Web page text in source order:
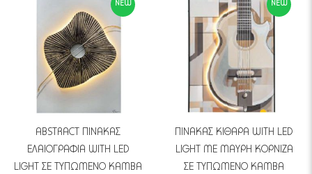
NEW
ABSTRACT ΠΙΝΑΚΑΣ
ΕΛΑΙΟΓΡΑΦΙΑ WITH LED
LIGHT ΣΕ ΤΥΠΩΜΕΝΟ ΚΑΜΒΑ
NEW
ΠΙΝΑΚΑΣ ΚΙΘΑΡΑ WITH LED
LIGHT ΜΕ ΜΑΥΡΗ ΚΟΡΝΙΖΑ
ΣΕ ΤΥΠΩΜΕΝΟ ΚΑΜΒΑ